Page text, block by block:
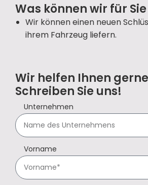
Was können wir für
Wir können einen neuen
ihrem Fahrzeug liefern.
Wir helfen Ihnen
Schreiben Sie uns!
Unternehmen
Vorname